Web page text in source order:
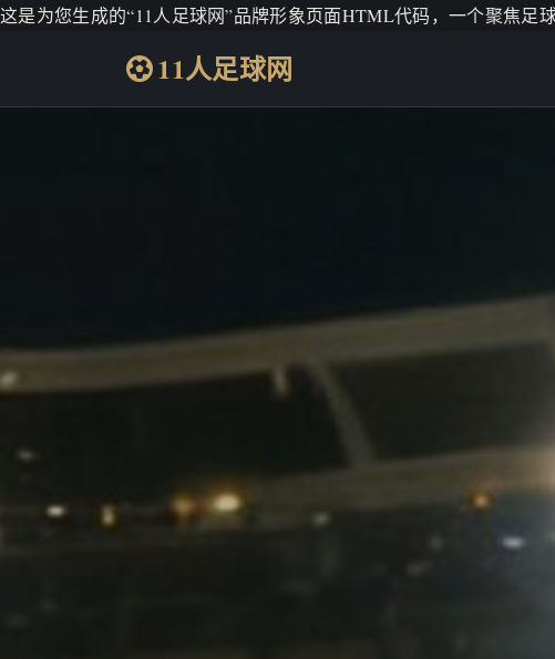
这是为您生成的“11人足球网”品牌形象页面HTML代码，一个聚焦足
11人足球网